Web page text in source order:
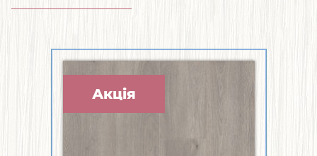
Акція